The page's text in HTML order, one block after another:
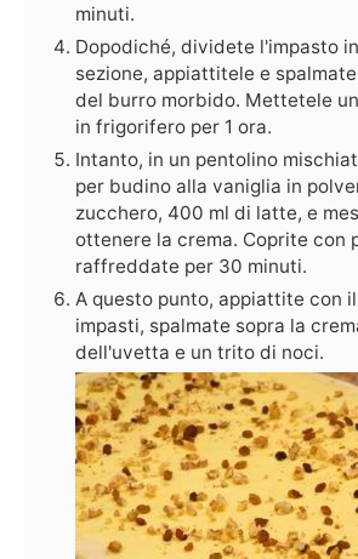
minuti.
Dopodiché, dividete l'impasto
sezione, appiattitele e
del burro morbido. Mettetele
in frigorifero per 1 ora.
Intanto, in un pentolino
per budino alla vaniglia in
zucchero, 400 ml di latte, e
ottenere la crema. Coprite con
raffreddate per 30 minuti.
A questo punto, appiattite con
impasti, spalmate sopra la
dell'uvetta e un trito di noci.